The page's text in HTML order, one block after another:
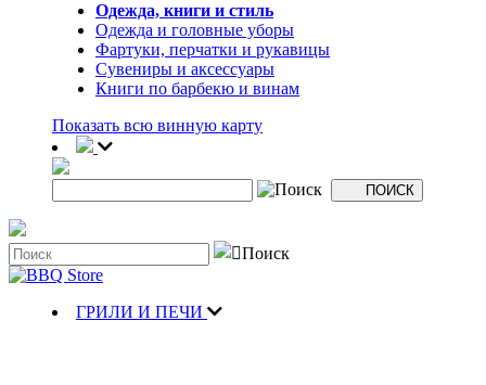
Одежда, книги и стиль
Одежда и головные уборы
Фартуки, перчатки и рукавицы
Сувениры и аксессуары
Книги по барбекю и винам
Показать всю винную карту
ГРИЛИ И ПЕЧИ